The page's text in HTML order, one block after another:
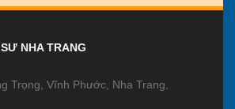
NHA TRANG
Trọng, Vĩnh Phước, Nha Trang,